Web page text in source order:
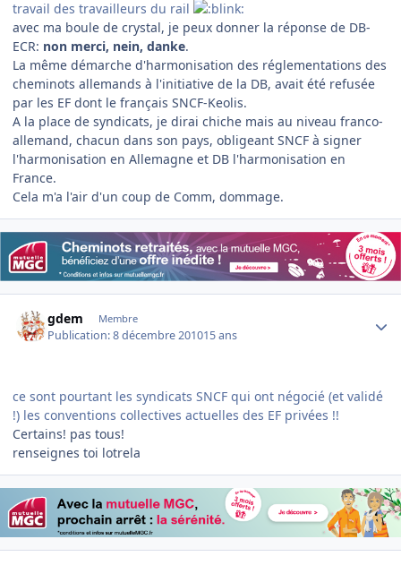
travail des travailleurs du rail
avec ma boule de crystal, je peux donner la réponse de DB-
ECR: non merci, nein, danke.
La même démarche d'harmonisation des réglementations des
cheminots allemands à l'initiative de la DB, avait été refusée
par les EF dont le français SNCF-Keolis.
A la place de syndicats, je dirai chiche mais au niveau franco-
allemand, chacun dans son pays, obligeant SNCF à signer
l'harmonisation en Allemagne et DB l'harmonisation en
France.
Cela m'a l'air d'un coup de Comm, dommage.
gdem Membre
Publication:8 décembre 201015 ans
ce sont pourtant les syndicats SNCF qui ont négocié (et validé
!) les conventions collectives actuelles des EF privées !!
Certains! pas tous!
renseignes toi lotrela